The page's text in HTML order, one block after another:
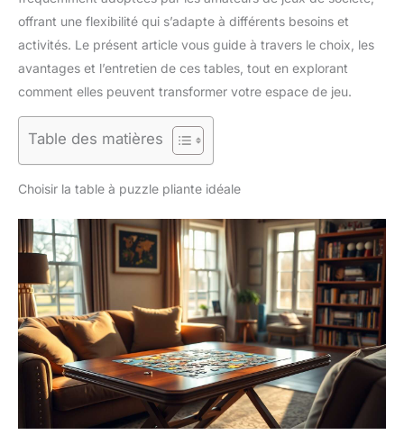
offrant une flexibilité qui s’adapte à différents besoins et
activités. Le présent article vous guide à travers le choix, les
avantages et l’entretien de ces tables, tout en explorant
comment elles peuvent transformer votre espace de jeu.
Table des matières
Choisir la table à puzzle pliante idéale